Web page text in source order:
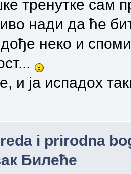
тренутке сам
нади да ће
неко и
и ја испадох
i prirodna
Билеће